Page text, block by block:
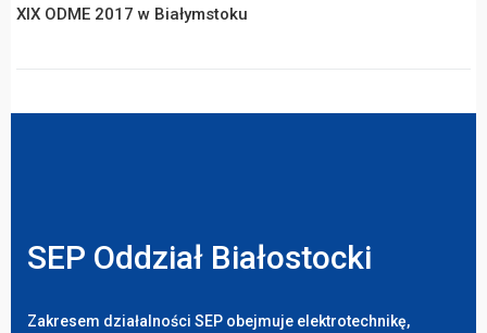
XIX ODME 2017 w Białymstoku
SEP Oddział Białostocki
Zakresem działalności SEP obejmuje elektrotechnikę,